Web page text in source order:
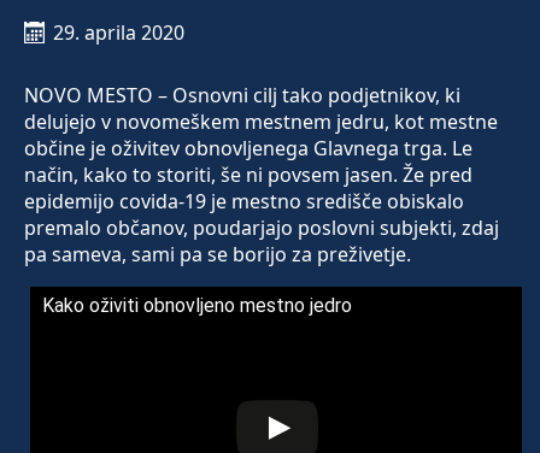
29. aprila 2020
NOVO MESTO – Osnovni cilj tako podjetnikov, ki
delujejo v novomeškem mestnem jedru, kot mestne
občine je oživitev obnovljenega Glavnega trga. Le
način, kako to storiti, še ni povsem jasen. Že pred
epidemijo covida-19 je mestno središče obiskalo
premalo občanov, poudarjajo poslovni subjekti, zdaj
pa sameva, sami pa se borijo za preživetje.
Kako oživiti obnovljeno mestno jedro